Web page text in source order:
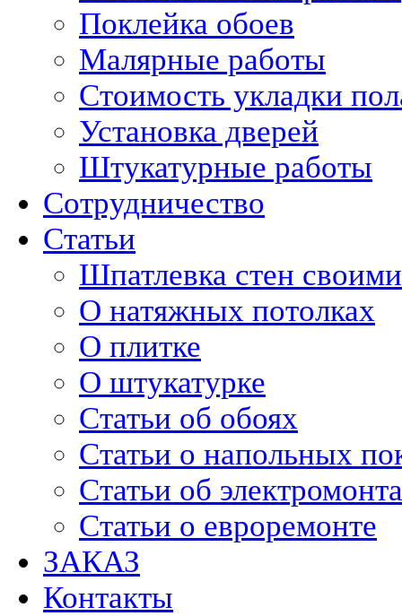
Поклейка обоев
Малярные работы
Стоимость укладки
Установка дверей
Штукатурные работы
Сотрудничество
Статьи
Шпатлевка стен
О натяжных потолках
О плитке
О штукатурке
Статьи об обоях
Статьи о напольных
Статьи об
Статьи о евроремонте
ЗАКАЗ
Контакты